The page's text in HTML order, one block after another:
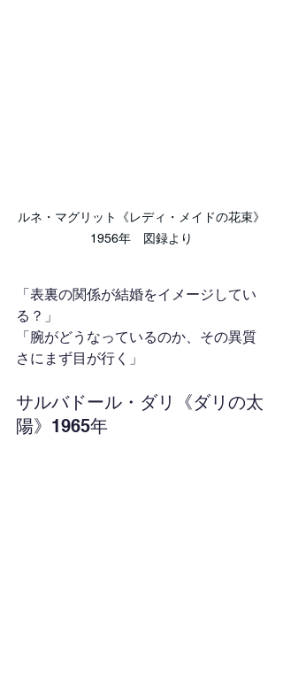
ルネ・マグリット《レディ・メイドの花束》
1956年　図録より
「表裏の関係が結婚をイメージしてい
る？」
「腕がどうなっているのか、その異質
さにまず目が行く」
サルバドール・ダリ《ダリの太
陽》1965年